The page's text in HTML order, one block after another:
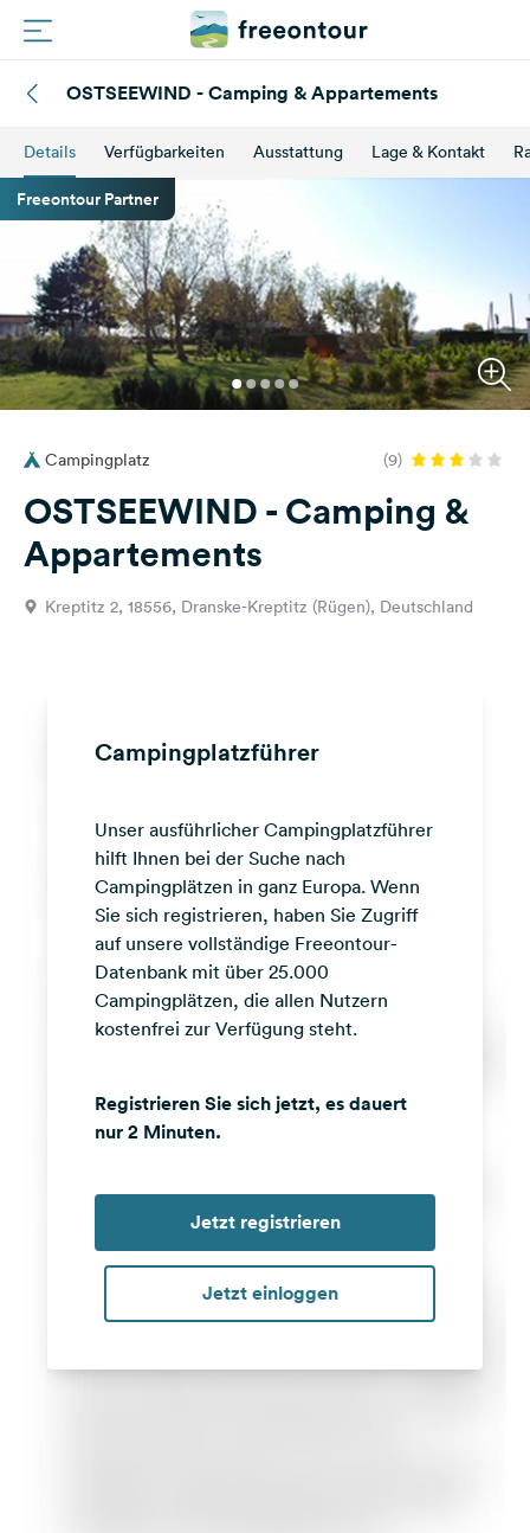
Plätze
Magazin
Partner
Registrieren
Einloggen
Fragen &
Feedback
Sprache:
Facebook
Instagram
OSTSEEWIND - Camping & Appartements
Details Verfügbarkeiten Ausstattung Lage & Kontakt
Freeontour Partner
Campingplatz (9)
OSTSEEWIND - Camping &
Appartements
Kreptitz 2, 18556, Dranske-Kreptitz (Rügen), Deutschland
Campingplatzführer
Unser ausführlicher Campingplatzführer
hilft Ihnen bei der Suche nach
Campingplätzen in ganz Europa. Wenn
Sie sich registrieren, haben Sie Zugriff
auf unsere vollständige Freeontour-
Datenbank mit über 25.000
Campingplätzen, die allen Nutzern
kostenfrei zur Verfügung steht.
Registrieren Sie sich jetzt, es dauert
nur 2 Minuten.
Jetzt registrieren
Jetzt einloggen